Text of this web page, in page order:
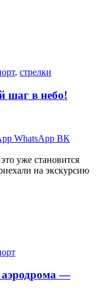
, стрелки
шаг в небо!
WhatsApp ВК
уже становится
на экскурсию
—